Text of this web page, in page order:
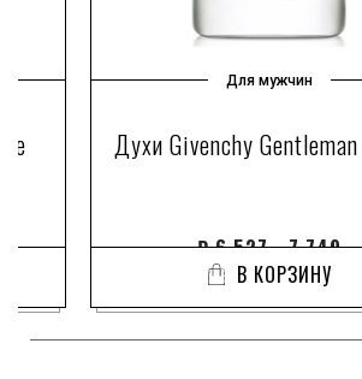
Для мужчин
Духи Givenchy
₽6 527 - 7 749
В КОРЗИНУ